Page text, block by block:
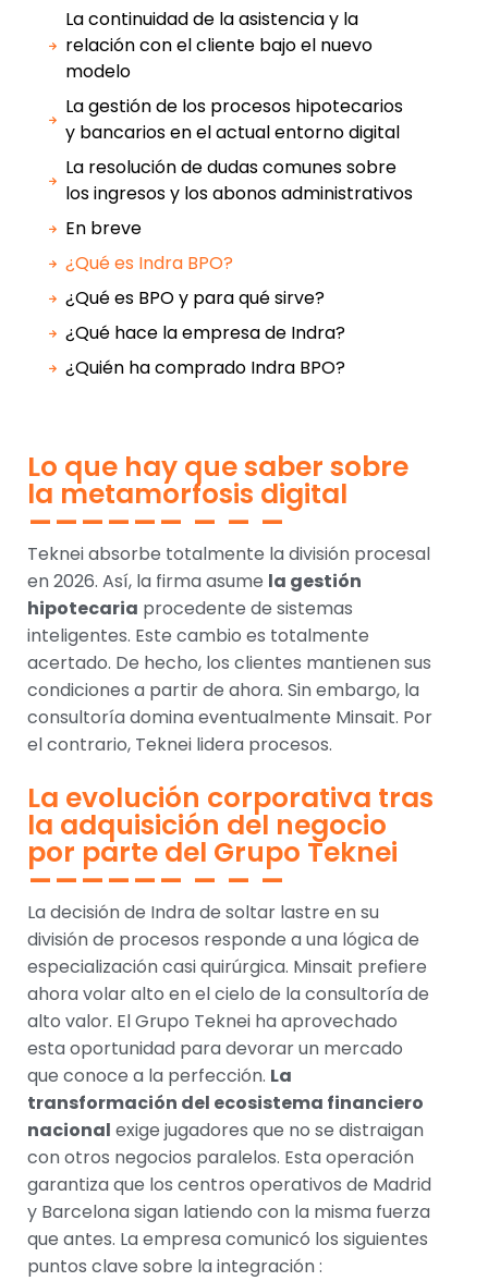
La continuidad de la asistencia y la
relación con el cliente bajo el nuevo
modelo
La gestión de los procesos hipotecarios
y bancarios en el actual entorno digital
La resolución de dudas comunes sobre
los ingresos y los abonos administrativos
En breve
¿Qué es Indra BPO?
¿Qué es BPO y para qué sirve?
¿Qué hace la empresa de Indra?
¿Quién ha comprado Indra BPO?
Lo que hay que saber sobre
la metamorfosis digital
Teknei absorbe totalmente la división procesal
en 2026. Así, la firma asume la gestión
hipotecaria procedente de sistemas
inteligentes. Este cambio es totalmente
acertado. De hecho, los clientes mantienen sus
condiciones a partir de ahora. Sin embargo, la
consultoría domina eventualmente Minsait. Por
el contrario, Teknei lidera procesos.
La evolución corporativa tras
la adquisición del negocio
por parte del Grupo Teknei
La decisión de Indra de soltar lastre en su
división de procesos responde a una lógica de
especialización casi quirúrgica. Minsait prefiere
ahora volar alto en el cielo de la consultoría de
alto valor. El Grupo Teknei ha aprovechado
esta oportunidad para devorar un mercado
que conoce a la perfección. La
transformación del ecosistema financiero
nacional exige jugadores que no se distraigan
con otros negocios paralelos. Esta operación
garantiza que los centros operativos de Madrid
y Barcelona sigan latiendo con la misma fuerza
que antes. La empresa comunicó los siguientes
puntos clave sobre la integración :